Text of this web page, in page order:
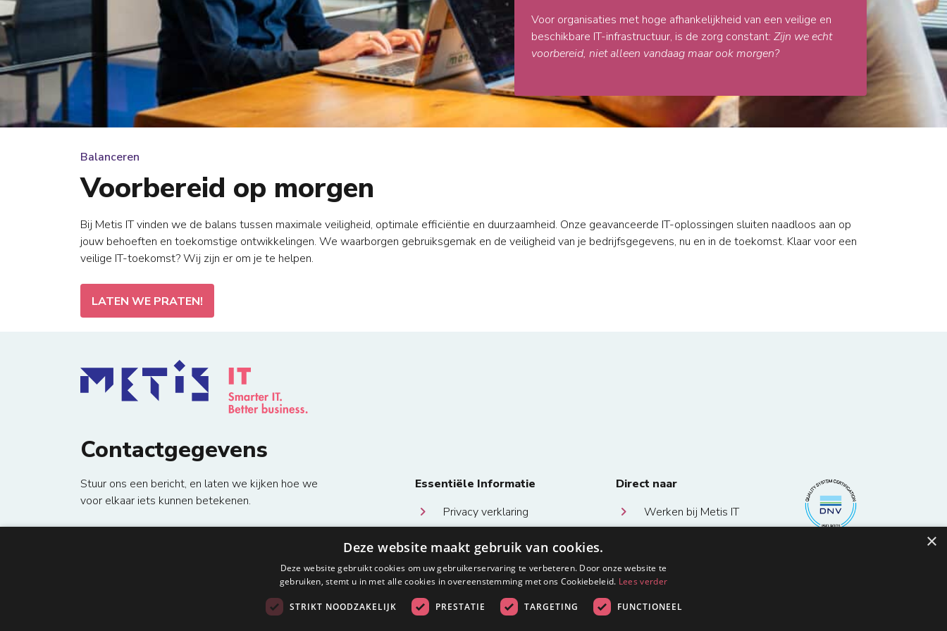
Voor organisaties met hoge afhankelijkheid van een veilige en
beschikbare IT-infrastructuur, is de zorg constant: Zijn we echt
voorbereid, niet alleen vandaag maar ook morgen?
Balanceren
Voorbereid op morgen
Bij Metis IT vinden we de balans tussen maximale veiligheid, optimale efficiëntie en duurzaamheid. Onze geavanceerde IT-oplossingen sluiten naadloos aan op
jouw behoeften en toekomstige ontwikkelingen. We waarborgen gebruiksgemak en de veiligheid van je bedrijfsgegevens, nu en in de toekomst. Klaar voor een
veilige IT-toekomst? Wij zijn er om je te helpen.
LATEN WE PRATEN!
Contactgegevens
Stuur ons een bericht, en laten we kijken hoe we
voor elkaar iets kunnen betekenen.
Kralingseweg 219, 3062CE Rotterdam
Essentiële Informatie
Privacy verklaring
Algemene voorwaarden en
bepalingen
Direct naar
Werken bij Metis IT
Homepage
×
Deze website maakt gebruik van cookies.
Deze website gebruikt cookies om uw gebruikerservaring te verbeteren. Door onze website te
gebruiken, stemt u in met alle cookies in overeenstemming met ons Cookiebeleid. Lees verder
STRIKT NOODZAKELIJK PRESTATIE TARGETING FUNCTIONEEL